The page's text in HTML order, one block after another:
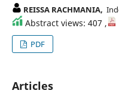
REISSA RACHMANIA,
Abstract views: 407 ,
PDF
Articles